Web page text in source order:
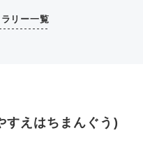
リー一覧
すえはちまんぐう)